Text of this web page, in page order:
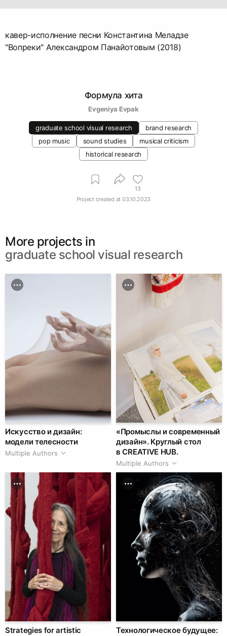
кавер-исполнение песни Константина Меладзе
"Вопреки" Александром Панайотовым (2018)
Формула хита
Evgeniya Evpak
graduate school visual research
brand research
pop music
sound studies
musical criticism
historical research
13
Project created at 03.10.2023
More projects in
graduate school visual research
Искусство и дизайн:
модели телесности
Multiple Authors
«Промыслы и современный
дизайн». Круглый стол
в CREATIVE HUB.
Multiple Authors
Strategies for artistic
Технологическое будущее: